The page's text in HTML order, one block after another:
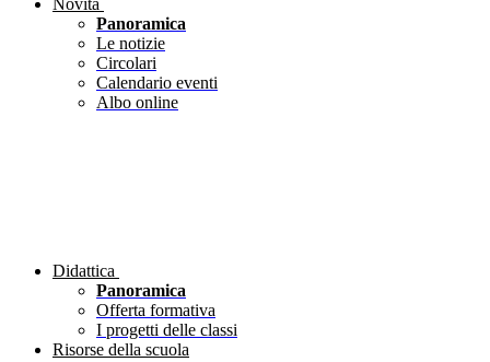
Novità
Panoramica
Le notizie
Circolari
Calendario eventi
Albo online
Didattica
Panoramica
Offerta formativa
I progetti delle classi
Risorse della scuola